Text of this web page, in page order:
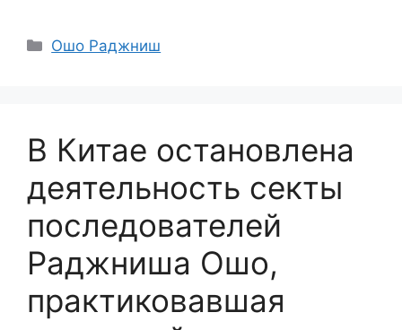
Рубрики
Ошо Раджниш
В Китае остановлена
деятельность секты
последователей
Раджниша Ошо,
практиковавшая